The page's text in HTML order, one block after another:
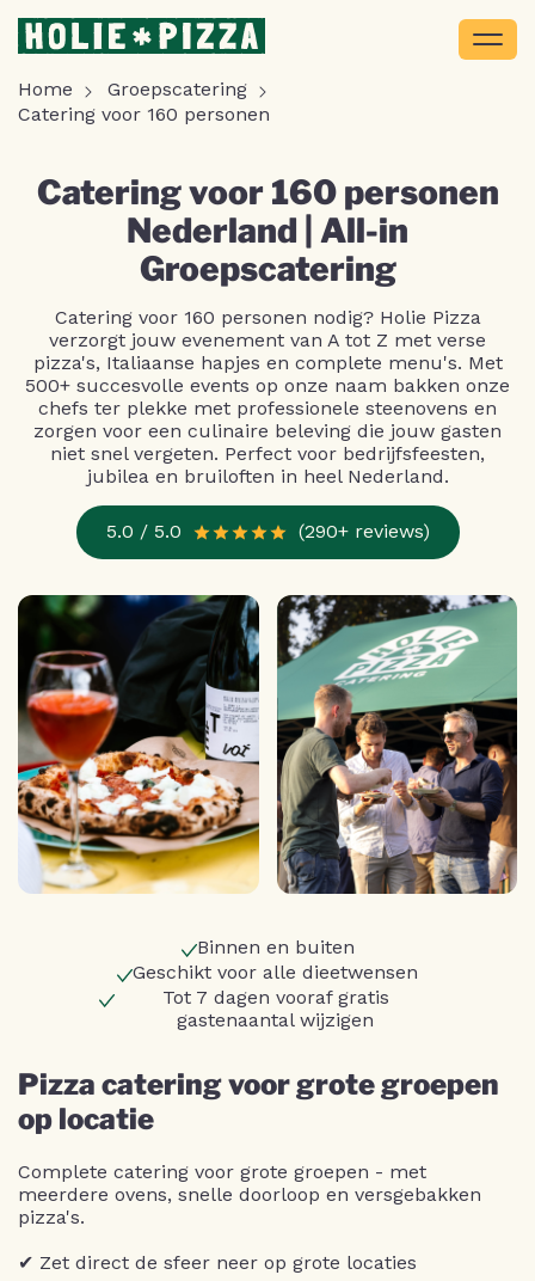
Home
Groepscatering
Catering voor 160 personen
Catering voor 160 personen
Nederland | All-in
Groepscatering
Catering voor 160 personen nodig? Holie Pizza
verzorgt jouw evenement van A tot Z met verse
pizza's, Italiaanse hapjes en complete menu's. Met
500+ succesvolle events op onze naam bakken onze
chefs ter plekke met professionele steenovens en
zorgen voor een culinaire beleving die jouw gasten
niet snel vergeten. Perfect voor bedrijfsfeesten,
jubilea en bruiloften in heel Nederland.
5.0 / 5.0 (290+ reviews)
Binnen en buiten
Geschikt voor alle dieetwensen
Tot 7 dagen vooraf gratis
gastenaantal wijzigen
Pizza catering voor grote groepen
op locatie
Complete catering voor grote groepen - met
meerdere ovens, snelle doorloop en versgebakken
pizza's.
✔ Zet direct de sfeer neer op grote locaties